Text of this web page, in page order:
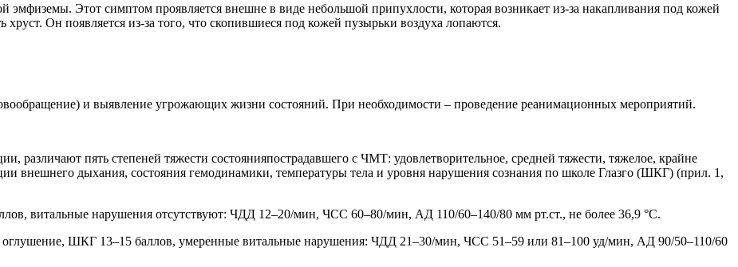
Этот симптом проявляется внешне в виде небольшой припухлости, которая возникает из-за накапливания под кожей
Он появляется из-за того, что скопившиеся под кожей пузырьки воздуха лопаются.
и выявление угрожающих жизни состояний. При необходимости – проведение реанимационных мероприятий.
различают пять степеней тяжести состоянияпострадавшего с ЧМТ: удовлетворительное, средней тяжести, тяжелое, крайне
внешнего дыхания, состояния гемодинамики, температуры тела и уровня нарушения сознания по школе Глазго (ШКГ) (прил. 1,
витальные нарушения отсутствуют: ЧДД 12–20/мин, ЧСС 60–80/мин, АД 110/60–140/80 мм рт.ст., не более 36,9 °C.
оглушение, ШКГ 13–15 баллов, умеренные витальные нарушения: ЧДД 21–30/мин, ЧСС 51–59 или 81–100 уд/мин, АД 90/50–110/60